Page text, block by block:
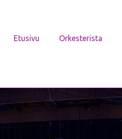
Etusivu Orkesterista